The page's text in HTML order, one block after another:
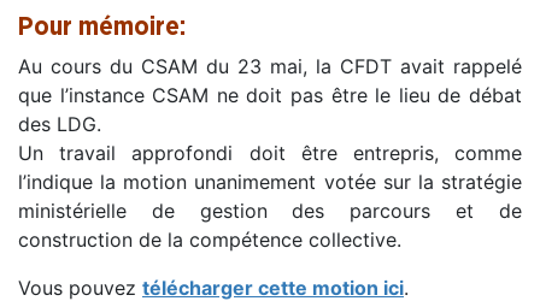
Pour mémoire:
Au cours du CSAM du 23 mai, la CFDT avait rappelé
que l’instance CSAM ne doit pas être le lieu de débat
des LDG.
Un travail approfondi doit être entrepris, comme
l’indique la motion unanimement votée sur la stratégie
ministérielle de gestion des parcours et de
construction de la compétence collective.
Vous pouvez télécharger cette motion ici.